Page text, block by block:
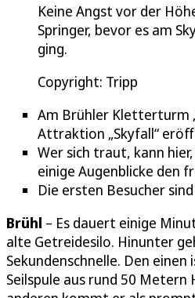
Keine Angst vor der
Springer, bevor es am
ging.
Copyright: Tripp
Am Brühler Kletterturm
Attraktion „Skyfall“
Wer sich traut, kann
einige Augenblicke den
Die ersten Besucher
Brühl – Es dauert einige
alte Getreidesilo. Hinunter
Sekundenschnelle. Den
Seilspule aus rund 50 Metern